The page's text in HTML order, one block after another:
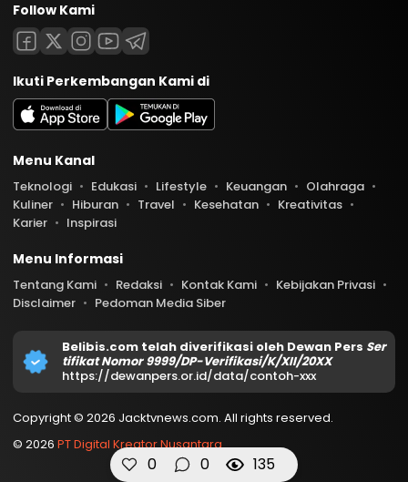
0 0 135
Follow Kami
Ikuti Perkembangan Kami di
Menu Kanal
Teknologi Edukasi Lifestyle Keuangan
Olahraga
Kuliner
Hiburan Travel Kesehatan
Kreativitas
Karier
Inspirasi
Menu Informasi
Tentang Kami Redaksi Kontak Kami
Kebijakan Privasi
Disclaimer
Pedoman Media Siber
Belibis.com telah diverifikasi oleh Dewan Pers Ser
tifikat Nomor 9999/DP-Verifikasi/K/XII/20XX
https://dewanpers.or.id/data/contoh-xxx
Copyright © 2026 Jacktvnews.com. All rights reserved.
© 2026 PT Digital Kreator Nusantara